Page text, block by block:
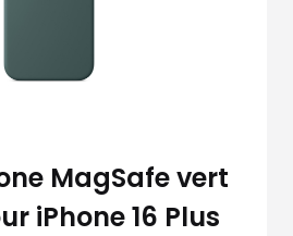
MagSafe vert
iPhone 16 Plus